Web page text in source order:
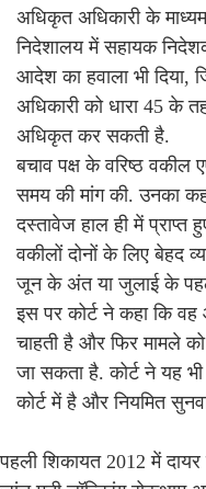
अधिकृत अधिकारी के
निदेशालय में सहायक
आदेश का हवाला भी दिया,
अधिकारी को धारा 45 के
अधिकृत कर सकती है.
बचाव पक्ष के वरिष्ठ वकील
समय की मांग की. उनका
दस्तावेज हाल ही में प्राप्त
वकीलों दोनों के लिए बेहद
जून के अंत या जुलाई के
इस पर कोर्ट ने कहा कि
चाहती है और फिर मामले
जा सकता है. कोर्ट ने यह
कोर्ट में है और नियमित
पहली शिकायत 2012 में